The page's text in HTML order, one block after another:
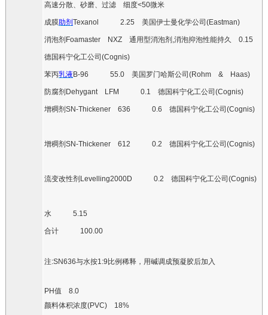
高速分散、砂磨、过滤 细度<50微米
成膜助剂 Texanol 2.25 美国伊士曼化学公司 (Eastman)
消泡剂 Foamaster NXZ通用型消泡剂 ,消泡抑泡性能持久 0.15
德国科宁化工公司 (Cognis)
苯丙乳液B-96 55.0美国罗门哈斯公司 (Rohm & Haas)
防腐剂 Dehygant LFM 0.1 德国科宁化工公司 (Cognis)
增稠剂 SN-Thickener 636 0.6 德国科宁化工公司 (Cognis)
增稠剂 SN-Thickener 612 0.2 德国科宁化工公司 (Cognis)
流变改性剂 Levelling2000D 0.2 德国科宁化工公司 (Cognis)
水 5.15
合计 100.00
注:SN636与水按1:9 比例稀释，用碱调成预凝胶后加入
PH值 8.0
颜料体积浓度(PVC)
18%